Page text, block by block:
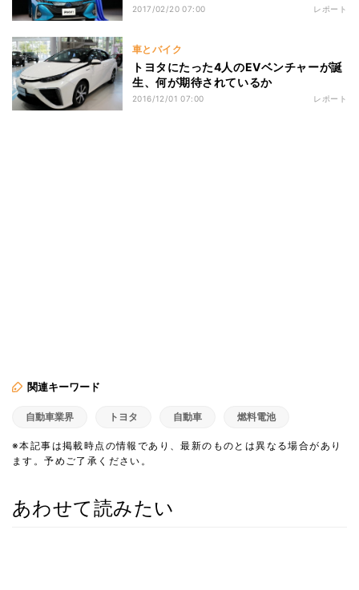
2017/02/20 07:00 レポート
車とバイク
トヨタにたった4人のEVベンチャーが誕
生、何が期待されているか
2016/12/01 07:00 レポート
関連キーワード
自動車業界 トヨタ 自動車 燃料電池
※本記事は掲載時点の情報であり、最新のものとは異なる場合があり
ます。予めご了承ください。
あわせて読みたい